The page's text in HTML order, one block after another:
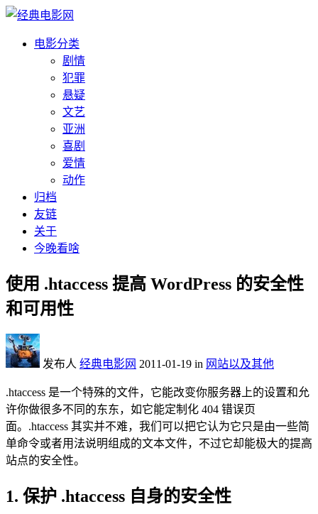
电影分类
剧情
犯罪
悬疑
文艺
亚洲
喜剧
爱情
动作
归档
友链
关于
今晚看啥
使用 .htaccess 提高 WordPress 的安全性
和可用性
发布人 经典电影网 2011-01-19 in 网站以及其他
.htaccess 是一个特殊的文件，它能改变你服务器上的设置和允
许你做很多不同的东东，如它能定制化 404 错误页
面。.htaccess 其实并不难，我们可以把它认为它只是由一些简
单命令或者用法说明组成的文本文件，不过它却能极大的提高
站点的安全性。
1. 保护 .htaccess 自身的安全性